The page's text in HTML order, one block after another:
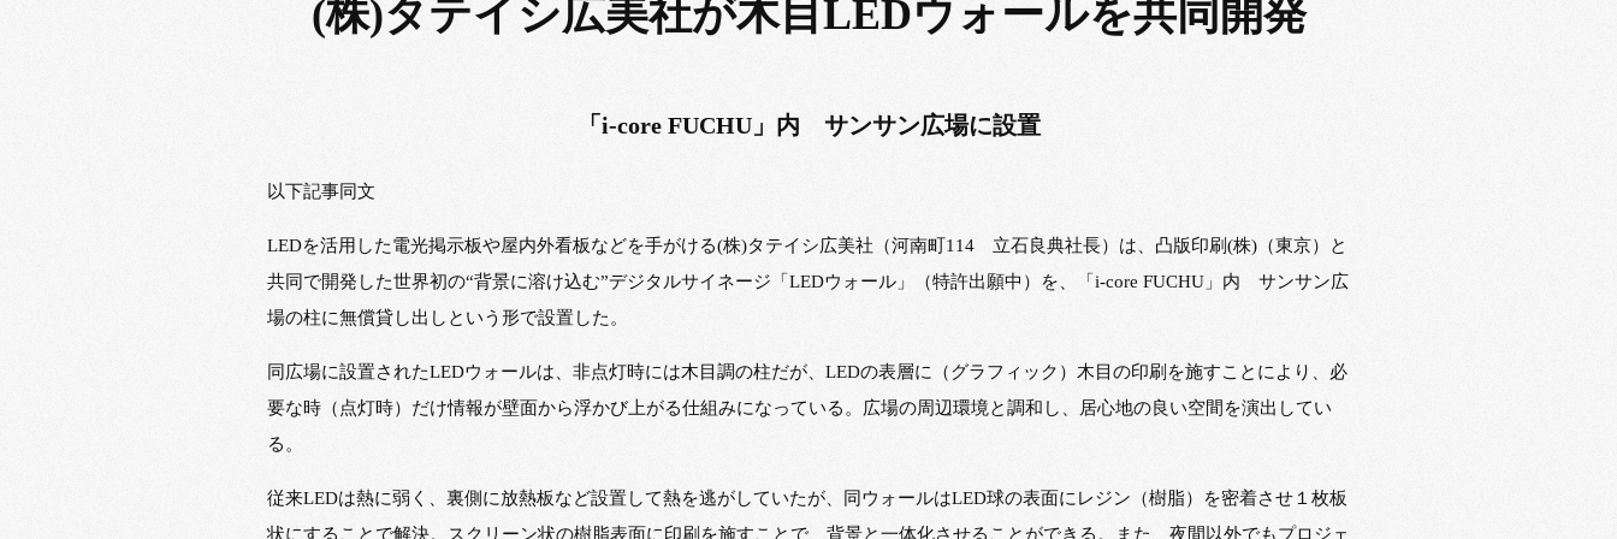
(株)タテイシ広美社が木目LEDウォールを共同開発
「i-core FUCHU」内 サンサン広場に設置
以下記事同文
LEDを活用した電光掲示板や屋内外看板などを手がける(株)タテイシ広美社（河南町114 立石良典社長）は、凸版印刷(株)（東京）と
共同で開発した世界初の“背景に溶け込む”デジタルサイネージ「LEDウォール」（特許出願中）を、「i-core FUCHU」内 サンサン広
場の柱に無償貸し出しという形で設置した。
同広場に設置されたLEDウォールは、非点灯時には木目調の柱だが、LEDの表層に（グラフィック）木目の印刷を施すことにより、必
要な時（点灯時）だけ情報が壁面から浮かび上がる仕組みになっている。広場の周辺環境と調和し、居心地の良い空間を演出してい
る。
従来LEDは熱に弱く、裏側に放熱板など設置して熱を逃がしていたが、同ウォールはLED球の表面にレジン（樹脂）を密着させ１枚板
状にすることで解決。スクリーン状の樹脂表面に印刷を施すことで、背景と一体化させることができる。また、夜間以外でもプロジェ